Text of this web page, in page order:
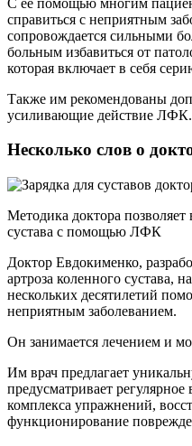
справиться с неприятным
сопровождается сильными
больным избавиться от
которая включает в себя
Также им рекомендованы
усиливающие действие ЛФК.
Несколько слов о
Методика доктора позволяет
сустава с помощью ЛФК
Доктор Евдокименко,
артроза коленного сустава,
нескольких десятилетий
неприятным заболеванием.
Он занимается лечением и
Им врач предлагает
предусматривает
комплекса упражнений,
функционирование